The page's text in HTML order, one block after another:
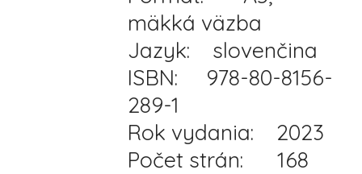
mäkká väzba
Jazyk: slovenčina
ISBN: 978-80-8156-
289-1
Rok vydania: 2023
Počet strán: 168